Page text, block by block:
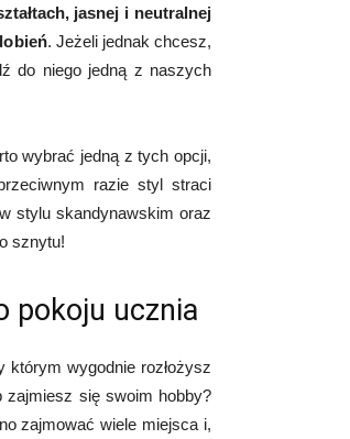
jasnej i neutralnej
. Jeżeli jednak chcesz,
do niego jedną z naszych
wybrać jedną z tych opcji,
razie styl straci
stylu skandynawskim oraz
sznytu!
pokoju ucznia
wygodnie rozłożysz
zajmiesz się swoim hobby?
zajmować wiele miejsca i,